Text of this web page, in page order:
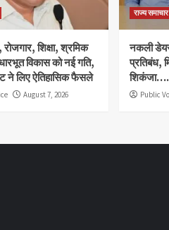
शिक्षा, श्रमिक
विकास को नई गति,
ने लिए ऐतिहासिक फैसले
August 7, 2026
राज्य समाचार
नकली
प्रतिबंध,
शिकंजा….
Public